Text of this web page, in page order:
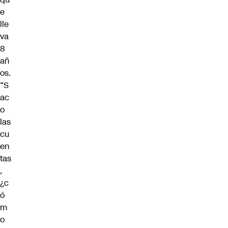
e
lle
va
8
añ
os.
“S
ac
o
las
cu
en
tas
,
¿c
ó
m
o